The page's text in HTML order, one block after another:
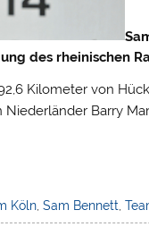
des rheinischen
Kilometer von
Barry
Köln, Sam Bennett